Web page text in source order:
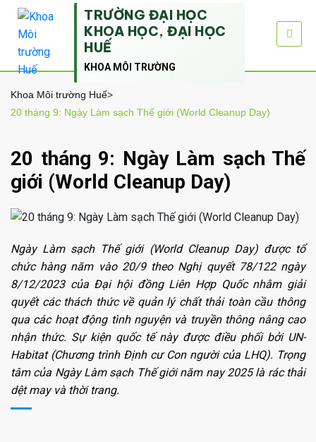
TRƯỜNG ĐẠI HỌC
KHOA HỌC, ĐẠI HỌC
HUẾ
KHOA MÔI TRƯỜNG
Khoa Môi trường Huế>
20 tháng 9: Ngày Làm sạch Thế giới (World Cleanup Day)
20 tháng 9: Ngày Làm sạch Thế
giới (World Cleanup Day)
Ngày Làm sạch Thế giới (World Cleanup Day) được tổ
chức hàng năm vào 20/9 theo Nghị quyết 78/122 ngày
8/12/2023 của Đại hội đồng Liên Hợp Quốc nhằm giải
quyết các thách thức về quản lý chất thải toàn cầu thông
qua các hoạt động tình nguyện và truyền thông nâng cao
nhận thức. Sự kiện quốc tế này được điều phối bởi UN-
Habitat (Chương trình Định cư Con người của LHQ). Trọng
tâm của Ngày Làm sạch Thế giới năm nay 2025 là rác thải
dệt may và thời trang.